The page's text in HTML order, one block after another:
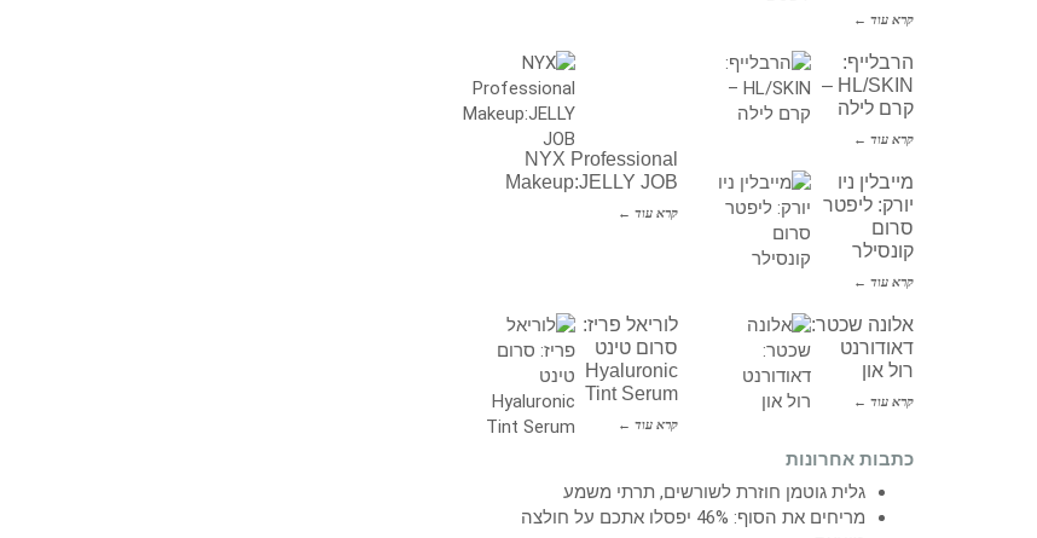
קרא עוד ←
NYX Professional
Makeup:JELLY JOB
קרא עוד ←
הרבלייף:
HL/SKIN –
קרם לילה
קרא עוד ←
מייבלין ניו
יורק: ליפטר
סרום
קונסילר
קרא עוד ←
לוריאל פריז:
סרום טינט
Hyaluronic
Tint Serum
קרא עוד ←
אלונה שכטר:
דאודורנט
רול און
קרא עוד ←
כתבות אחרונות
גלית גוטמן חוזרת לשורשים, תרתי משמע
מריחים את הסוף: 46% יפסלו אתכם על חולצה